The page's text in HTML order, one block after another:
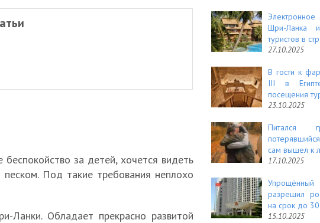
за детей, хочется видеть
Под такие требования неплохо
Обладает прекрасно развитой
Шри-Ланка
туристов в
27.10.2025
В гости к
III в
посещения
23.10.2025
Питался
сам вышел к
17.10.2025
разрешил
на срок до
15.10.2025